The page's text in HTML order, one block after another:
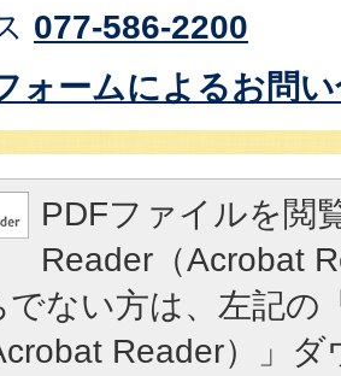
077-586-2200
ォームによるお問
PDFファイルを閲
Reader（Acrobat
でない方は、左記の
Reader）」